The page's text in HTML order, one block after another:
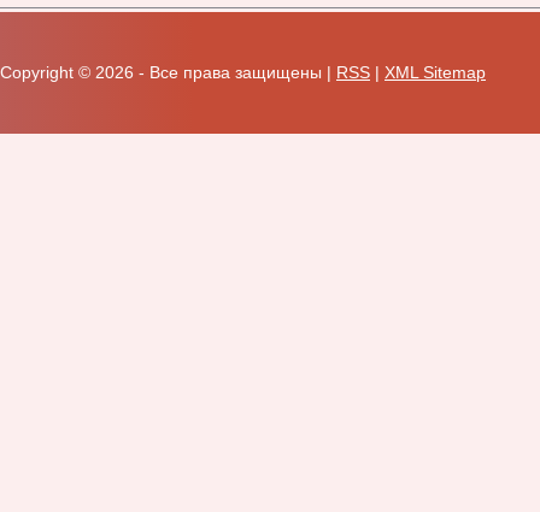
Copyright © 2026 - Все права защищены | RSS | XML Sitemap